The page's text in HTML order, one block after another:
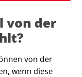
von der
von der
wenn diese